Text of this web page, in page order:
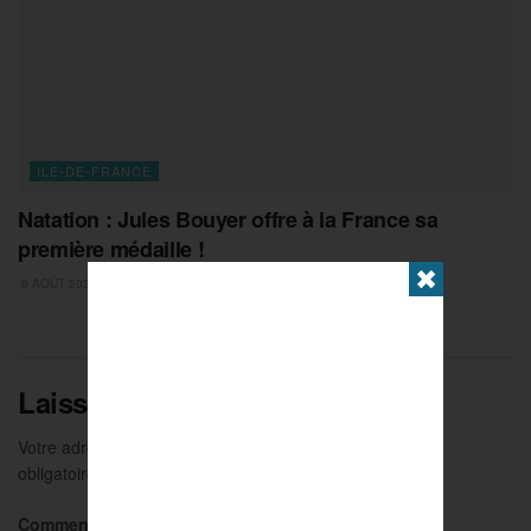
ILE-DE-FRANCE
Natation : Jules Bouyer offre à la France sa
première médaille !
Laisser un commentaire
Votre adresse e-mail ne sera pas publiée.
obligatoires sont indiqués avec
Commentaire
✖